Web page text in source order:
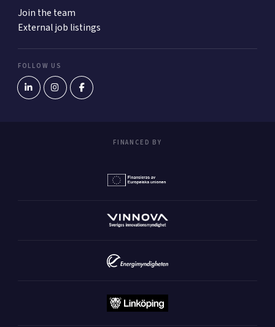
Join the team
External job listings
FOLLOW US
FINANCED BY